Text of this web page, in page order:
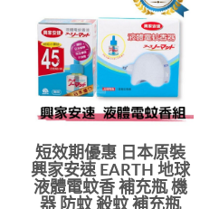
短效期優惠 日本原裝
興家安速 EARTH 地球
液體電蚊香 補充瓶 機
器 防蚊 殺蚊 補充瓶